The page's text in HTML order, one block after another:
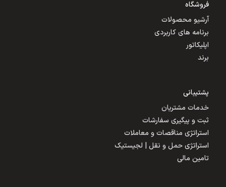
فروشگاه
آرشیو محصولات
برنامه های کاربردی
اپلیکاتور
برند
پشتیبانی
خدمات مشتریان
ثبت و پیگیری سفارشات
استراتژی مناقصات و معاملات
استراتژی حمل و نقل | لجیستیک
تامین مالی